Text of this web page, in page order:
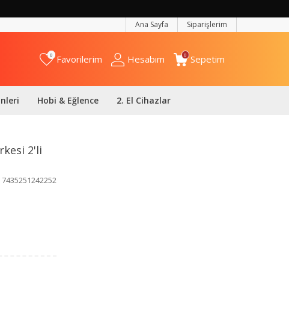
Ana Sayfa Siparişlerim
0 Favorilerim Hesabım 0 Sepetim
Hobi & Eğlence 2. El Cihazlar
2'li
7435251242252